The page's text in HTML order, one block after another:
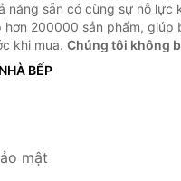
năng sẵn có cùng sự nỗ lực
200000 sản phẩm, giúp
khi mua. Chúng tôi không
BẾP
mật